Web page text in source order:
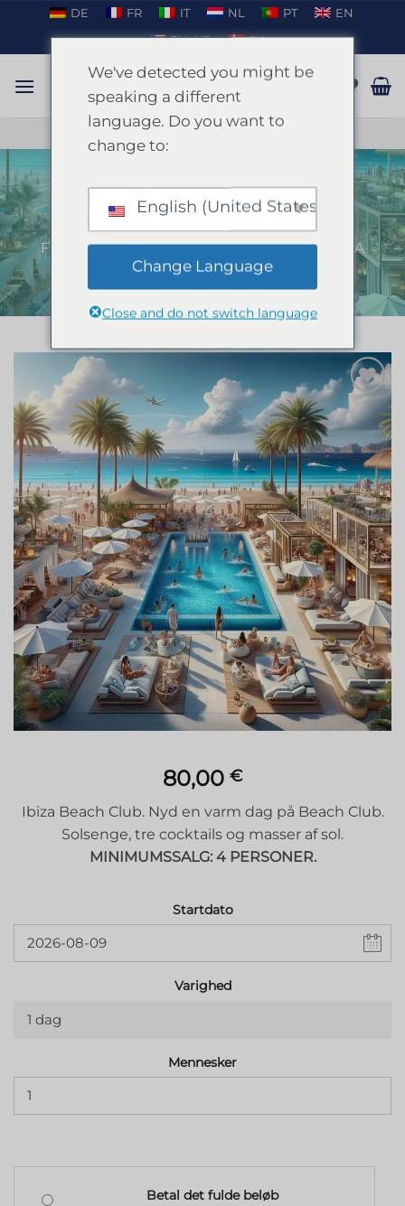
Fortsæt
indhold
DE FR IT NL PT
EN
EN_US
DA
TAL PÅ WHATSAPP
Ibiza Beach Club
FORSIDE / IBIZA / POLTERABEND PÅ IBIZA
Tilføj til
ønskeliste
80,00 €
Ibiza Beach Club. Nyd en varm dag på Beach Club.
Solsenge, tre cocktails og masser af sol.
MINIMUMSSALG: 4 PERSONER.
Startdato
Varighed
1 dag
Mennesker
Betal det fulde beløb
We've detected you might be
speaking a different
language. Do you want to
change to:
English (United States)
Change Language
Close and do not switch language